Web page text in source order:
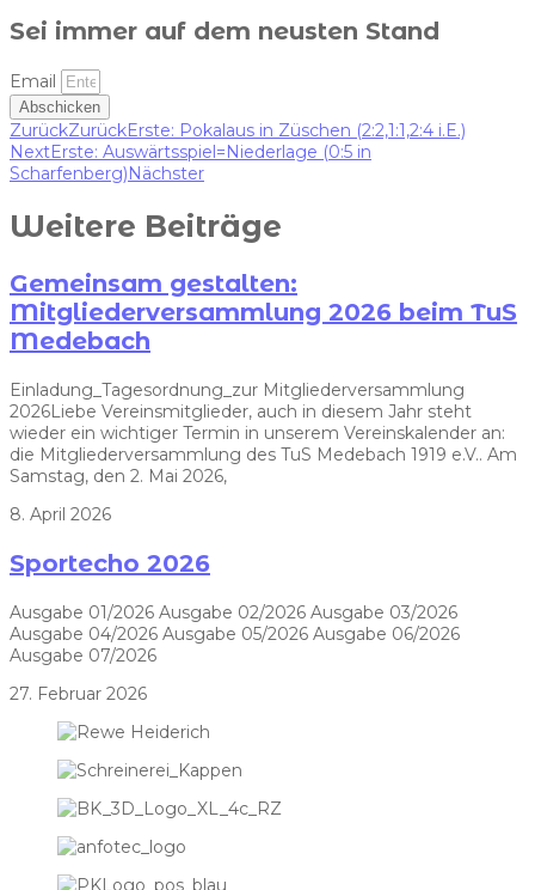
Sei immer auf dem neusten Stand
Email
Abschicken
ZurückZurückErste: Pokalaus in Züschen (2:2,1:1,2:4 i.E.)
NextErste: Auswärtsspiel=Niederlage (0:5 in
Scharfenberg)Nächster
Weitere Beiträge
Gemeinsam gestalten:
Mitgliederversammlung 2026 beim TuS
Medebach
Einladung_Tagesordnung_zur Mitgliederversammlung
2026Liebe Vereinsmitglieder, auch in diesem Jahr steht
wieder ein wichtiger Termin in unserem Vereinskalender an:
die Mitgliederversammlung des TuS Medebach 1919 e.V.. Am
Samstag, den 2. Mai 2026,
8. April 2026
Sportecho 2026
Ausgabe 01/2026 Ausgabe 02/2026 Ausgabe 03/2026
Ausgabe 04/2026 Ausgabe 05/2026 Ausgabe 06/2026
Ausgabe 07/2026
27. Februar 2026